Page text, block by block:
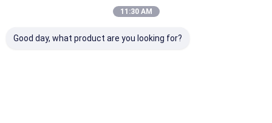
Nuestras Categorías 11:30 AM
Good day, what product are you looking for?